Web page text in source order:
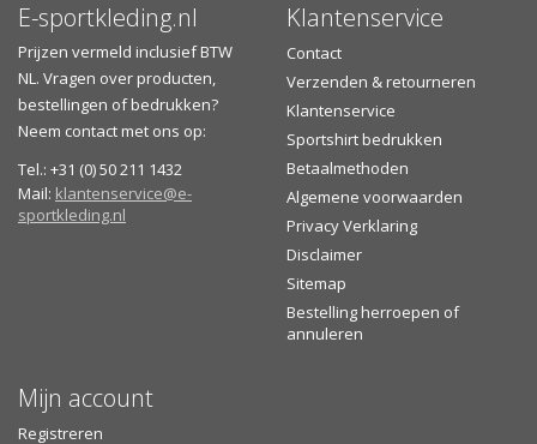
E-sportkleding.nl
Prijzen vermeld inclusief BTW
NL. Vragen over producten,
bestellingen of bedrukken?
Neem contact met ons op:
Tel.: +31 (0) 50 211 1432
Mail: klantenservice@e-
sportkleding.nl
Klantenservice
Contact
Verzenden & retourneren
Klantenservice
Sportshirt bedrukken
Betaalmethoden
Algemene voorwaarden
Privacy Verklaring
Disclaimer
Sitemap
Bestelling herroepen of
annuleren
Mijn account
Registreren